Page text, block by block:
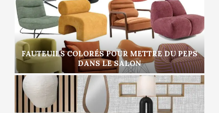
FAUTEUILS COLORÉS POUR METTRE DU PEPS
DANS LE SALON